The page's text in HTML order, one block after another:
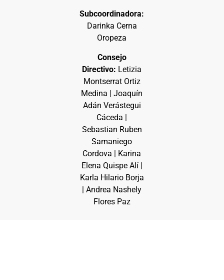
Subcoordinadora:
Darinka Cerna
Oropeza
Consejo
Directivo: Letizia
Montserrat Ortiz
Medina | Joaquín
Adán Verástegui
Cáceda |
Sebastian Ruben
Samaniego
Cordova | Karina
Elena Quispe Alí |
Karla Hilario Borja
| Andrea Nashely
Flores Paz